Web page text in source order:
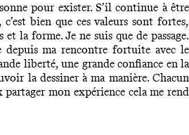
pour exister. S’il continue à être
bien que ces valeurs sont fortes,
et la forme. Je ne suis que de passage.
depuis ma rencontre fortuite avec le
liberté, une grande confiance en la
la dessiner à ma manière. Chacun
mon expérience cela me rend